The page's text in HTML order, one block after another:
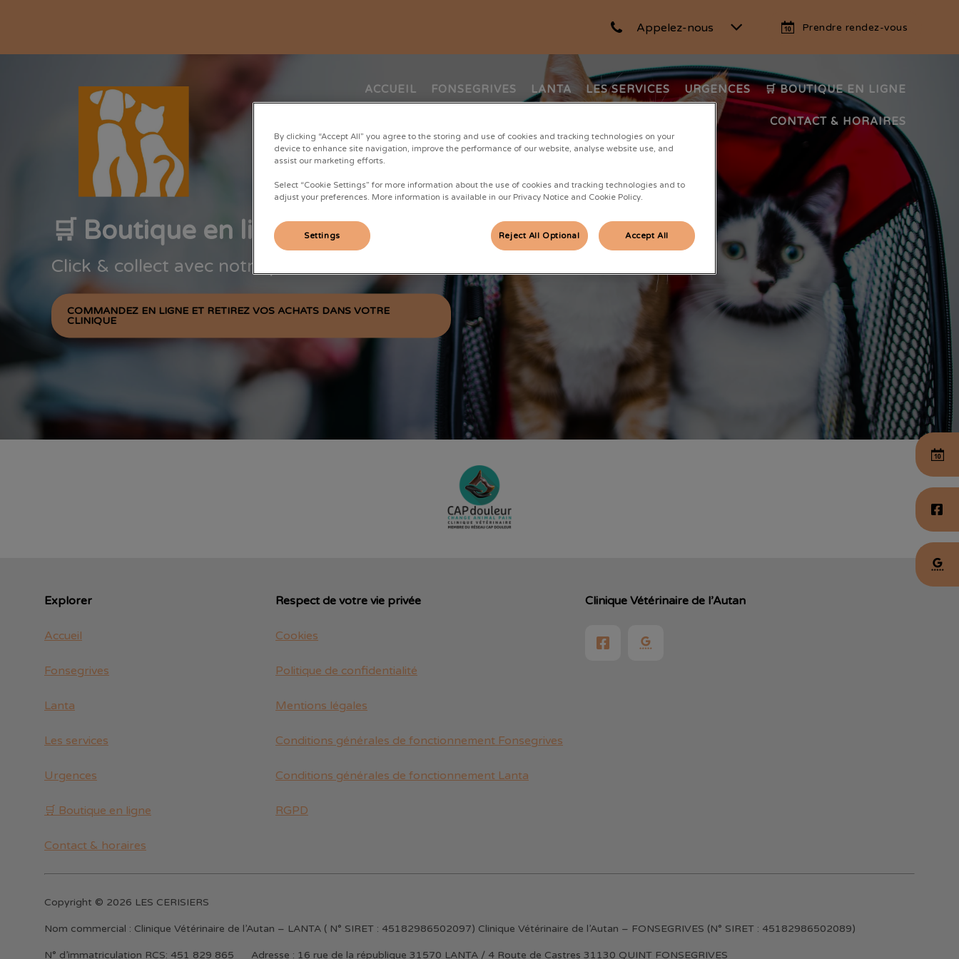
Appelez-nous Prendre rendez-vous
Page d'accueil de Clinique Autan
ACCUEIL FONSEGRIVES LANTA LES SERVICES URGENCES 🛒 BOUTIQUE EN LIGNE
CONTACT & HORAIRES
🛒 Boutique en ligne
Click & collect avec notre partenaire Chronovet
COMMANDEZ EN LIGNE ET RETIREZ VOS ACHATS DANS VOTRE
CLINIQUE
Explorer
Accueil
Fonsegrives
Lanta
Les services
Urgences
🛒 Boutique en ligne
Contact & horaires
Respect de votre vie privée
Cookies
Politique de confidentialité
Mentions légales
Conditions générales de fonctionnement Fonsegrives
Conditions générales de fonctionnement Lanta
RGPD
Clinique Vétérinaire de l’Autan
Copyright © 2026 LES CERISIERS
Nom commercial : Clinique Vétérinaire de l’Autan – LANTA ( N° SIRET : 45182986502097) Clinique Vétérinaire de l’Autan – FONSEGRIVES (N° SIRET : 45182986502089)
N° d’immatriculation RCS: 451 829 865 Adresse : 16 rue de la république 31570 LANTA / 4 Route de Castres 31130 QUINT FONSEGRIVES
By clicking “Accept All” you agree to the storing and use of cookies and tracking technologies on your
device to enhance site navigation, improve the performance of our website, analyse website use, and
assist our marketing efforts.
Select “Cookie Settings” for more information about the use of cookies and tracking technologies and to
adjust your preferences. More information is available in our Privacy Notice and Cookie Policy.
Settings Reject All Optional Accept All